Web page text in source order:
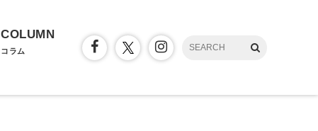
COLUMN
コラム